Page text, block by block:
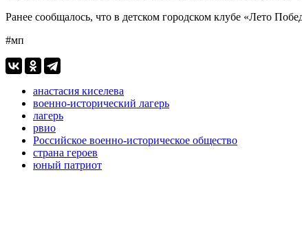
Ранее сообщалось, что в детском городском клубе «Лето
#мп
анастасия киселева
военно-исторический лагерь
лагерь
рвио
Российское военно-историческое общество
страна героев
юный патриот